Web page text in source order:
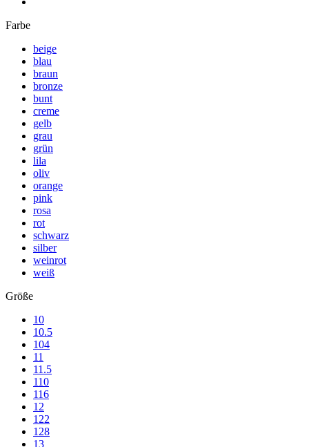
Farbe
beige
blau
braun
bronze
bunt
creme
gelb
grau
grün
lila
oliv
orange
pink
rosa
rot
schwarz
silber
weinrot
weiß
Größe
10
10.5
104
11
11.5
110
116
12
122
128
13